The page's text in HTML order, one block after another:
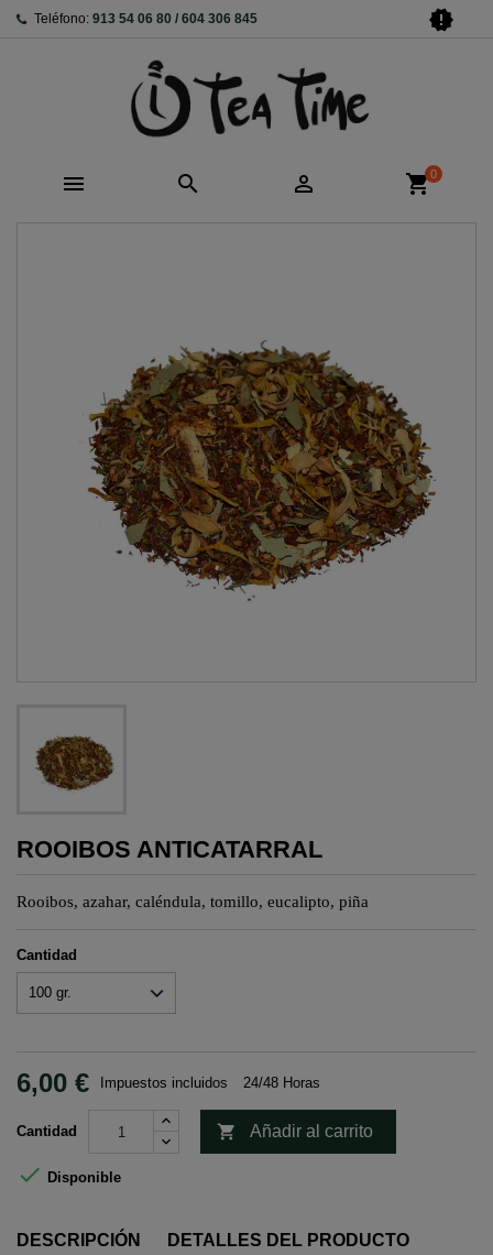
Teléfono: 913 54 06 80 / 604 306 845 new_releases
   shopping_cart0
ROOIBOS ANTICATARRAL
Rooibos, azahar, caléndula, tomillo, eucalipto, piña
Cantidad
6,00 € Impuestos incluidos 24/48 Horas
Cantidad  Añadir al carrito
 Disponible
DESCRIPCIÓN DETALLES DEL PRODUCTO